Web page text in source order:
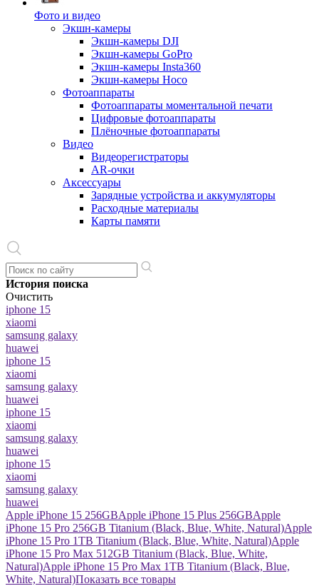
Фото и видео
Экшн-камеры
Экшн-камеры DJI
Экшн-камеры GoPro
Экшн-камеры Insta360
Экшн-камеры Hoco
Фотоаппараты
Фотоаппараты моментальной печати
Цифровые фотоаппараты
Плёночные фотоаппараты
Видео
Видеорегистраторы
AR-очки
Аксессуары
Зарядные устройства и аккумуляторы
Расходные материалы
Карты памяти
История поиска
Очистить
iphone 15
xiaomi
samsung galaxy
huawei
iphone 15
xiaomi
samsung galaxy
huawei
iphone 15
xiaomi
samsung galaxy
huawei
iphone 15
xiaomi
samsung galaxy
huawei
Apple iPhone 15 256GBApple iPhone 15 Plus 256GBApple
iPhone 15 Pro 256GB Titanium (Black, Blue, White, Natural)Apple
iPhone 15 Pro 1TB Titanium (Black, Blue, White, Natural)Apple
iPhone 15 Pro Max 512GB Titanium (Black, Blue, White,
Natural)Apple iPhone 15 Pro Max 1TB Titanium (Black, Blue,
White, Natural)Показать все товары